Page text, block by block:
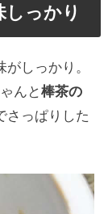
しっかり
しっかり。
んと棒茶の
さっぱりした